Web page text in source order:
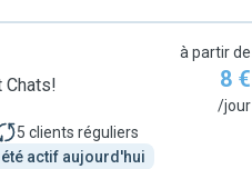
Chats!
5 clients réguliers
été actif aujourd'hui
à partir de
8 €
/jour